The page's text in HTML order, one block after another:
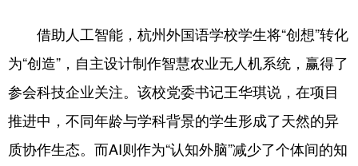
借助人工智能，杭州外国语学校学生将“创想”转化
为“创造”，自主设计制作智慧农业无人机系统，赢得了
参会科技企业关注。该校党委书记王华琪说，在项目
推进中，不同年龄与学科背景的学生形成了天然的异
质协作生态。而AI则作为“认知外脑”减少了个体间的知